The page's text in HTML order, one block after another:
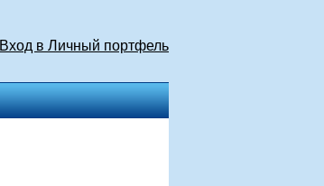
Вход в Личный портфель